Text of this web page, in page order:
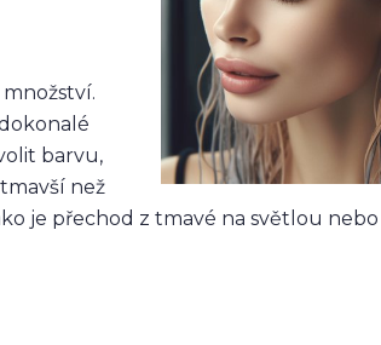
barvu,
než
je přechod z tmavé na světlou